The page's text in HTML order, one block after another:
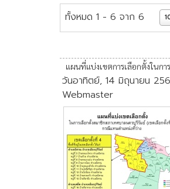
ทั้งหมด 1 - 6 จาก 6
แผนที่แบ่งเขตการเลือกตั้งในก
วันอาทิตย์, 14 มิถุนายน
Webmaster